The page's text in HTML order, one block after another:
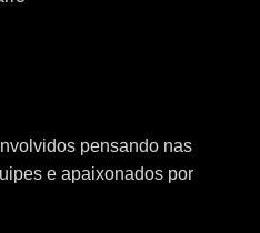
pensando nas
e apaixonados por